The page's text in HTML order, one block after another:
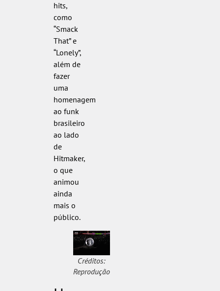
hits,
como
“Smack
That” e
“Lonely”,
além de
fazer
uma
homenagem
ao funk
brasileiro
ao lado
de
Hitmaker,
o que
animou
ainda
mais o
público.
Créditos:
Reprodução